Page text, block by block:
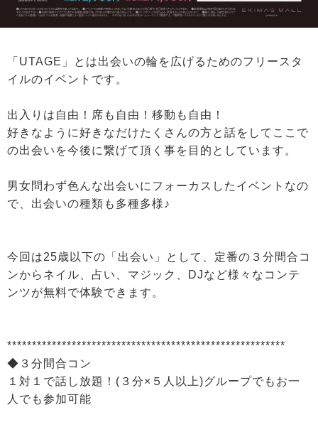
「UTAGE」とは出会いの輪を広げるためのフリースタ
イルのイベントです。
出入りは自由！席も自由！移動も自由！
好きなように好きなだけたくさんの方と話をしてここで
の出会いを今後に繋げて頂く事を目的としています。
男女問わず色んな出会いにフォーカスしたイベントなの
で、出会いの種類も多種多様♪
今回は25歳以下の「出会い」として、定番の３分間合コ
ンからネイル、占い、マジック、DJなど様々なコンテ
ンツが無料で体験できます。
********************************************************
◆３分間合コン
１対１で話し放題！(３分×５人以上)グループでもお一
人でも参加可能